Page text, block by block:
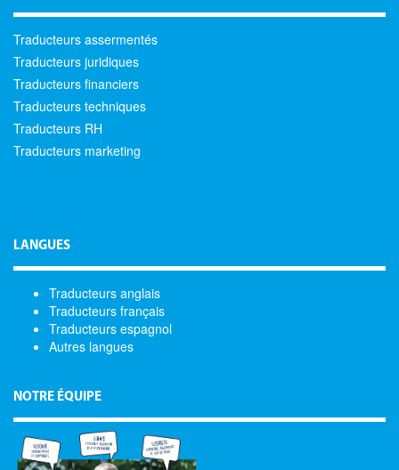
Traducteurs assermentés
Traducteurs juridiques
Traducteurs financiers
Traducteurs techniques
Traducteurs RH
Traducteurs marketing
LANGUES
Traducteurs anglais
Traducteurs français
Traducteurs espagnol
Autres langues
NOTRE ÉQUIPE